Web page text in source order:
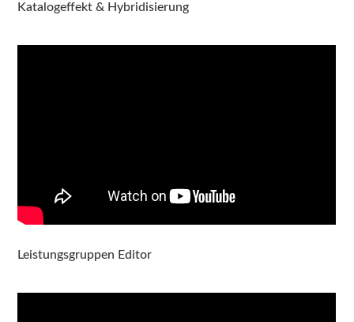
Katalogeffekt & Hybridisierung
Leistungsgruppen Editor